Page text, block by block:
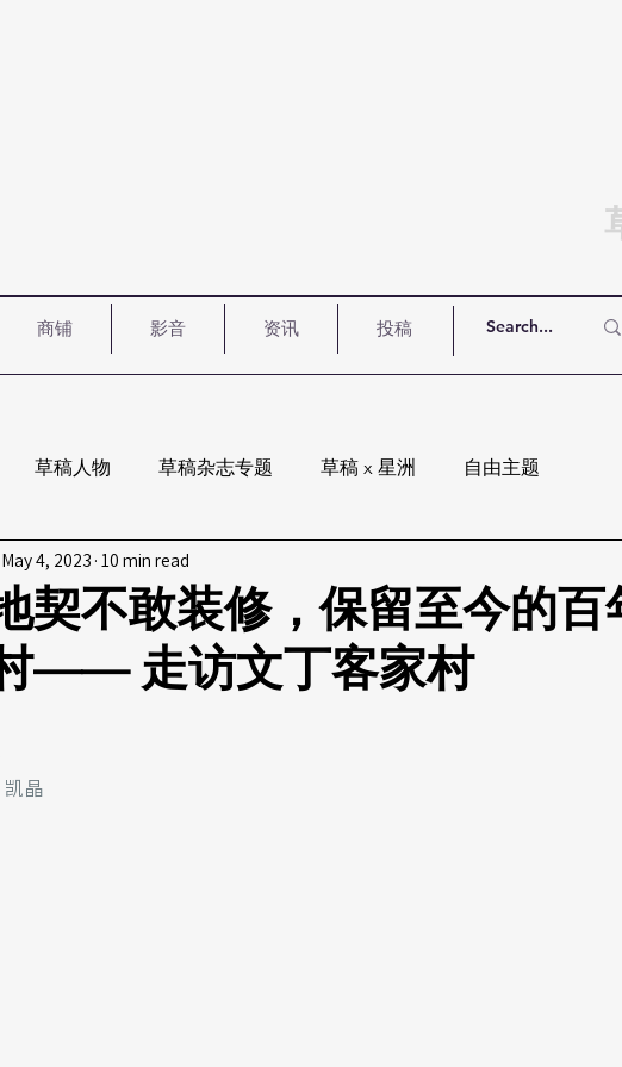
商铺 影音 资讯 投稿
草稿人物 草稿杂志专题 草稿 x 星洲 自由主题
契不敢装修，保留至今的百
—— 走访文丁客家村
May 4, 2023 10 min read
晶